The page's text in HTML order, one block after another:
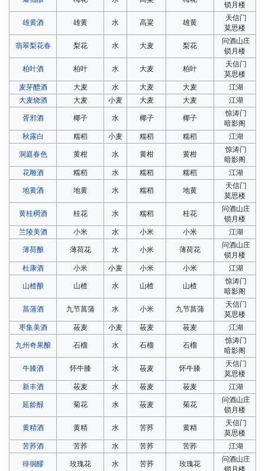
锁月楼
雄黄酒 雄黄 水 高粱 雄黄
天信门
莫思楼
翡翠梨花春 梨花 水 大麦 梨花
问酒山庄
锁月楼
柏叶酒 柏叶 水 大麦 柏叶
天信门
莫思楼
麦芽醴酒
大麦 水 大麦 大麦
江湖
大麦烧酒
大麦 小麦 大麦 大麦 江湖
胥邪酒 椰子 水 椰子 椰子
惊涛门
暗影阁
秋露白
糯稻 小麦 糯稻 糯稻 江湖
洞庭春色 黄柑 水 黄柑 黄柑
惊涛门
暗影阁
花雕酒
糯稻 水 糯稻 糯稻 江湖
地黄酒 地黄 水 糯稻 地黄
天信门
莫思楼
黄桂稠酒 桂花 水 糯稻 桂花
问酒山庄
锁月楼
兰陵美酒
小米 水 小米 小米 江湖
薄荷酿 薄荷花 水 小米 薄荷花
问酒山庄
锁月楼
杜康酒
小米 小麦 小米 小米 江湖
山楂酿 山楂 水 山楂 山楂
惊涛门
暗影阁
菖蒲酒 九节菖蒲 水 小米 九节菖蒲
天信门
莫思楼
枣集美酒
莜麦 小麦 莜麦 莜麦 江湖
九州奇果酿 石榴 水 石榴 石榴
惊涛门
暗影阁
牛膝酒 怀牛膝 水 莜麦 怀牛膝
天信门
莫思楼
新丰酒
莜麦 水 莜麦 莜麦 江湖
延龄醁 菊花 水 莜麦 菊花
问酒山庄
锁月楼
黄精酒 黄精 水 苦荞 黄精
天信门
莫思楼
苦荞酒
苦荞 水 苦荞 苦荞 江湖
徘徊醪 玫瑰花 水 苦荞 玫瑰花
问酒山庄